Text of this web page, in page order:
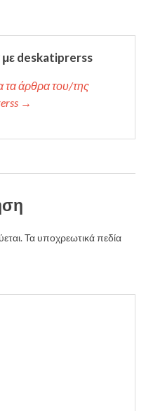
με deskatiprerss
τα άρθρα του/της
→
Τα υποχρεωτικά πεδία